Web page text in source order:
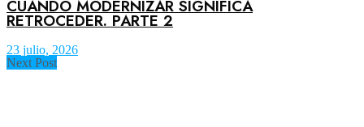
CUANDO MODERNIZAR SIGNIFICA
RETROCEDER. PARTE 2
23 julio, 2026
Next Post